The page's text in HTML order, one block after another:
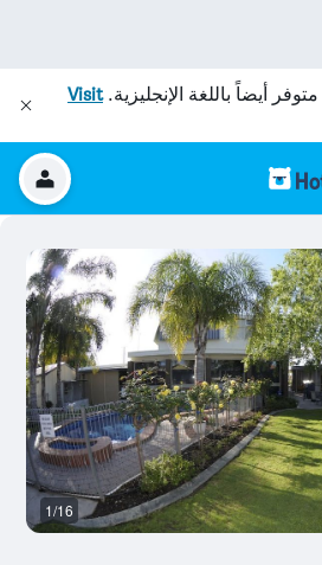
متوفر أيضاً باللغة الإنجليزية.Visit
1/16